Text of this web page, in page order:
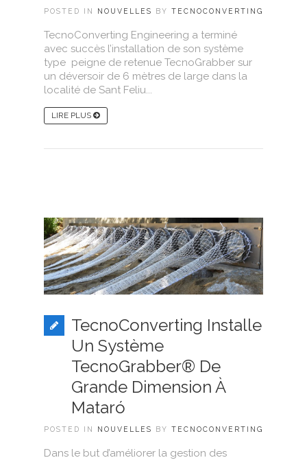
POSTED IN NOUVELLES BY TECNOCONVERTING
TecnoConverting Engineering a terminé
avec succès l’installation de son système
type peigne de retenue TecnoGrabber sur
un déversoir de 6 mètres de large dans la
localité de Sant Feliu...
LIRE PLUS
TecnoConverting Installe
Un Système
TecnoGrabber® De
Grande Dimension À
Mataró
POSTED IN NOUVELLES BY TECNOCONVERTING
Dans le but d’améliorer la gestion des